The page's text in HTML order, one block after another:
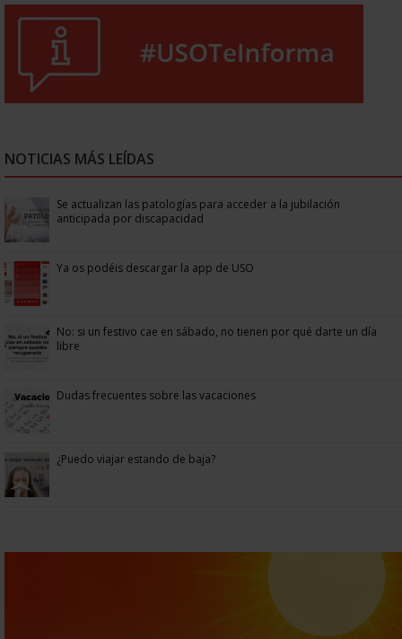
NOTICIAS MÁS LEÍDAS
Se actualizan las patologías para acceder a la jubilación
anticipada por discapacidad
Ya os podéis descargar la app de USO
No: si un festivo cae en sábado, no tienen por qué darte un día
libre
Dudas frecuentes sobre las vacaciones
¿Puedo viajar estando de baja?